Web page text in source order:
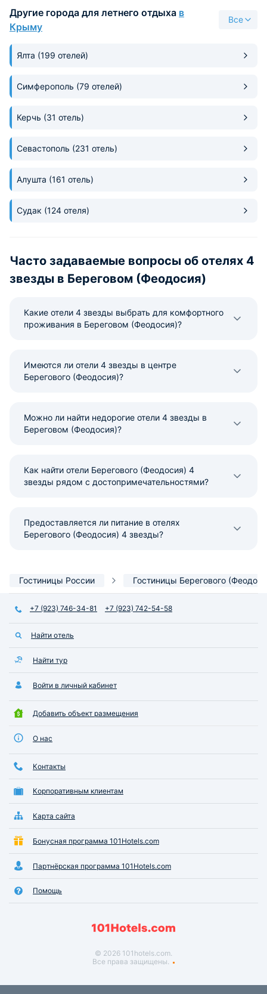
потрясающий вид и сам балкон
настолько большой, как отдельная
терраса. Кухня есть общая на
работает хороший ресторан.
один для
Другие города для летнего отдыха в
Крыму
Все
Ялта (199 отелей)
Симферополь (79 отелей)
Керчь (31 отель)
Севастополь (231 отель)
Алушта (161 отель)
Судак (124 отеля)
Часто задаваемые вопросы об отелях 4
звезды в Береговом (Феодосия)
Какие отели 4 звезды выбрать для комфортного
проживания в Береговом (Феодосия)?
Имеются ли отели 4 звезды в центре
Берегового (Феодосия)?
Можно ли найти недорогие отели 4 звезды в
Береговом (Феодосия)?
Как найти отели Берегового (Феодосия) 4
звезды рядом с достопримечательностями?
Предоставляется ли питание в отелях
Берегового (Феодосия) 4 звезды?
Гостиницы России Гостиницы Берегового
+7 (923) 746-34-81 +7 (923) 742-54-58
Найти отель
Найти тур
Войти в личный кабинет
Добавить объект размещения
О нас
Контакты
Корпоративным клиентам
Карта сайта
Бонусная программа 101Hotels.com
Партнёрская программа 101Hotels.com
Помощь
© 2026 101hotels.com.
Все права защищены.